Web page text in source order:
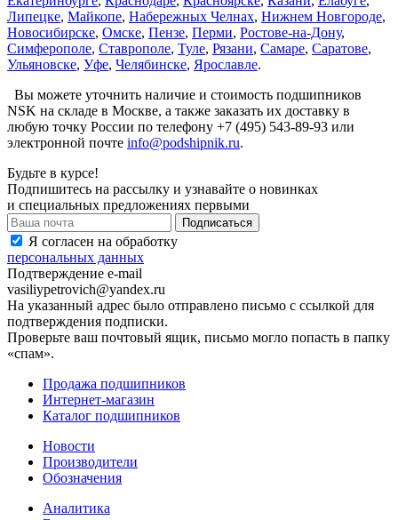
Липецке, Майкопе, Набережных Челнах, Нижнем Новгороде,
Новосибирске, Омске, Пензе, Перми, Ростове-на-Дону,
Симферополе, Ставрополе, Туле, Рязани, Самаре, Саратове,
Ульяновске, Уфе, Челябинске, Ярославле.
Вы можете уточнить наличие и стоимость подшипников
NSK на складе в Москве, а также заказать их доставку в
любую точку России по телефону +7 (495) 543-89-93 или
электронной почте info@podshipnik.ru.
Будьте в курсе!
Подпишитесь на рассылку и узнавайте о новинках
и специальных предложениях первыми
Я согласен на обработку
персональных данных
Подтверждение e-mail
vasiliypetrovich@yandex.ru
На указанный адрес было отправлено письмо с ссылкой для
подтверждения подписки.
Проверьте ваш почтовый ящик, письмо могло попасть в папку
«спам».
Продажа подшипников
Интернет-магазин
Каталог подшипников
Новости
Производители
Обозначения
Аналитика